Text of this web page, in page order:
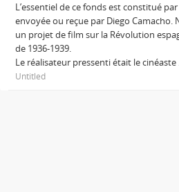
L’essentiel de ce fonds est constitué
envoyée ou reçue par Diego
un projet de film sur la Révolution
de 1936-1939.
Le réalisateur pressenti était le cinéaste
Untitled